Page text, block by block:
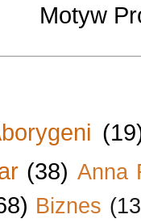
Motyw
(38) Anna
Biznes